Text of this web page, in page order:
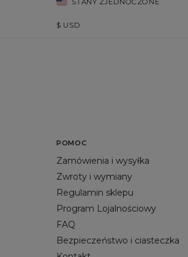
$ USD
POMOC
Zamówienia i wysyłka
Zwroty i wymiany
Regulamin sklepu
Program Lojalnościowy
FAQ
Bezpieczeństwo i ciasteczka